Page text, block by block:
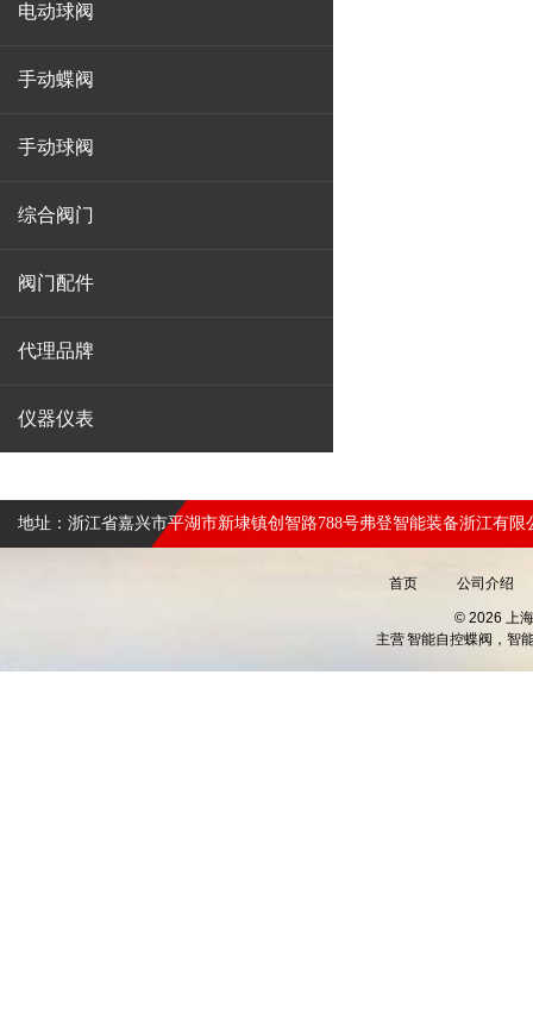
电动球阀
手动蝶阀
手动球阀
综合阀门
阀门配件
代理品牌
仪器仪表
地址：浙江省嘉兴市平湖市新埭镇创智路788号弗登智能装备浙江有限
首页 公司介绍
© 2026 上
主营智能自控蝶阀，智